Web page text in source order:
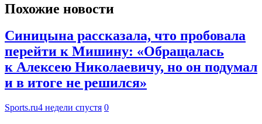
Похожие новости
Синицына рассказала, что пробовала
перейти к Мишину: «Обращалась
к Алексею Николаевичу, но он подумал
и в итоге не решился»
Sports.ru4 недели спустя 0